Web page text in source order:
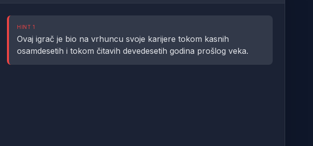
HINT 1
Ovaj igrač je bio na vrhuncu svoje karijere tokom kasnih
osamdesetih i tokom čitavih devedesetih godina prošlog veka.